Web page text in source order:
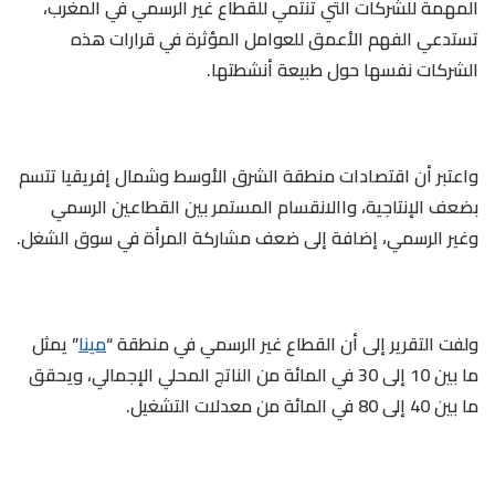
المهمة للشركات التي تنتمي للقطاع غير الرسمي في المغرب،
تستدعي الفهم الأعمق للعوامل المؤثرة في قرارات هذه
الشركات نفسها حول طبيعة أنشطتها.
واعتبر أن اقتصادات منطقة الشرق الأوسط وشمال إفريقيا تتسم
بضعف الإنتاجية، واالانقسام المستمر بين القطاعين الرسمي
وغير الرسمي، إضافة إلى ضعف مشاركة المرأة في سوق الشغل.
ولفت التقرير إلى أن القطاع غير الرسمي في منطقة “مينا” يمثل
ما بين 10 إلى 30 في المائة من الناتج المحلي الإجمالي، ويحقق
ما بين 40 إلى 80 في المائة من معدلات التشغيل.